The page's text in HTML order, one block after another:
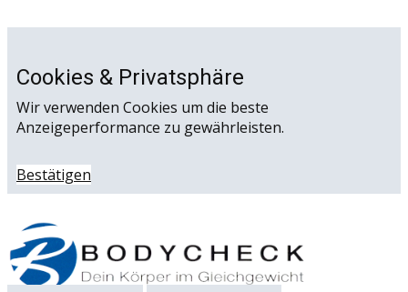
Cookies & Privatsphäre
Wir verwenden Cookies um die beste
Anzeigeperformance zu gewährleisten.
Bestätigen